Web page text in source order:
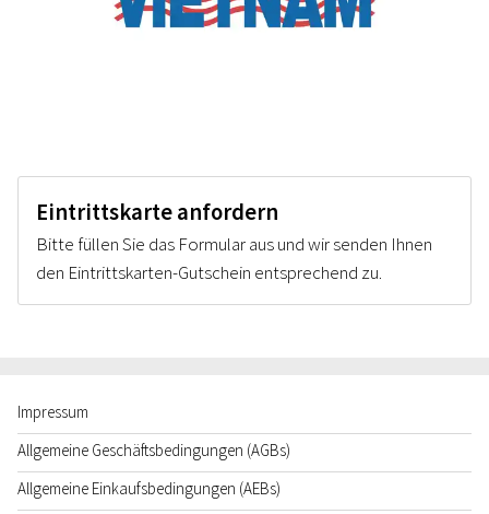
Eintrittskarte anfordern
Bitte füllen Sie das Formular aus und wir senden Ihnen
den Eintrittskarten-Gutschein entsprechend zu.
Impressum
Allgemeine Geschäftsbedingungen (AGBs)
Allgemeine Einkaufsbedingungen (AEBs)